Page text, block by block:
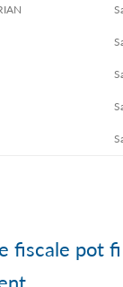
fiscale pot